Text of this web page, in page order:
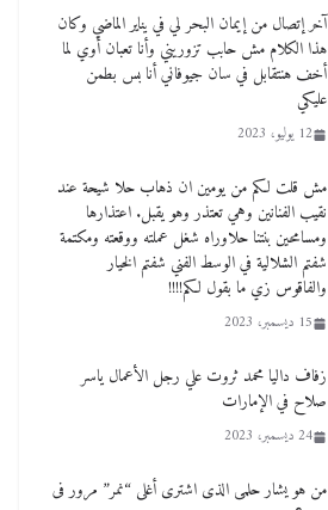
آخر إتصال من إيمان البحر لي في يناير الماضي وكان
هذا الكلام مش حابب تزوريني وأنا تعبان أوي لما
أخف هنتقابل في سان جيوفاني أنا بس بطمن
عليكي
12 يوليو، 2023
مش قلت لكم من يومين ان ذهاب حلا شيحة عند
نقيب الفنانين وهي تعتذر وهو يقبل. اعتذارها
ومسامحين بنتنا حلاوراه شغل عملته ووقعته ومكتمة
شفتم الشلالية في الوسط الفني شفتم الخيار
والفاقوس زي ما بقول لكم!!!!
15 ديسمبر، 2023
زفاف داليا محمد ثروت علي رجل الأعمال ياسر
صلاح في الإمارات
24 ديسمبر، 2023
من هو يشار حلمى الذى اشترى أغلى “نمر” مرور فى